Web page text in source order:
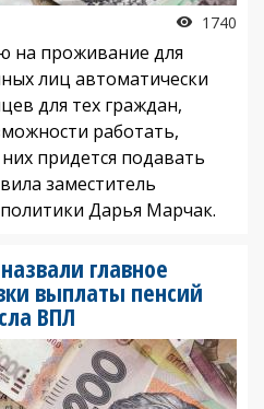
1740
на проживание для
лиц автоматически
для тех граждан,
работать,
придется подавать
заместитель
Дарья Марчак.
главное
выплаты пенсий
ВПЛ